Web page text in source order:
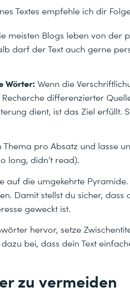
Textes empfehle ich dir
meisten Blogs leben von der
darf der Text auch gerne
Wörter: Wenn die
differenzierter
dient, ist das Ziel erfüllt.
Thema pro Absatz und lasse
long, didn’t read).
auf die umgekehrte
Damit stellst du sicher, dass
geweckt ist.
hervor, setze
bei, dass dein Text
zu vermeiden